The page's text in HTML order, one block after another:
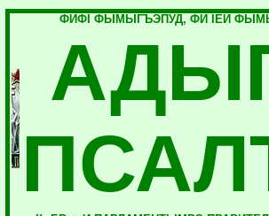
ФИФI ФЫМЫГЪЭПУД, ФИ IЕЙ